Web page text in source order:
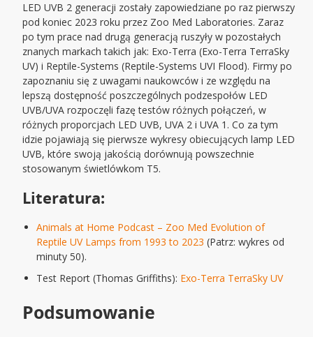
LED UVB 2 generacji zostały zapowiedziane po raz pierwszy
pod koniec 2023 roku przez Zoo Med Laboratories. Zaraz
po tym prace nad drugą generacją ruszyły w pozostałych
znanych markach takich jak: Exo-Terra (Exo-Terra TerraSky
UV) i Reptile-Systems (Reptile-Systems UVI Flood). Firmy po
zapoznaniu się z uwagami naukowców i ze względu na
lepszą dostępność poszczególnych podzespołów LED
UVB/UVA rozpoczęli fazę testów różnych połączeń, w
różnych proporcjach LED UVB, UVA 2 i UVA 1. Co za tym
idzie pojawiają się pierwsze wykresy obiecujących lamp LED
UVB, które swoją jakością dorównują powszechnie
stosowanym świetlówkom T5.
Literatura:
Animals at Home Podcast – Zoo Med Evolution of
Reptile UV Lamps from 1993 to 2023 (Patrz: wykres od
minuty 50).
Test Report (Thomas Griffiths): Exo-Terra TerraSky UV
Podsumowanie